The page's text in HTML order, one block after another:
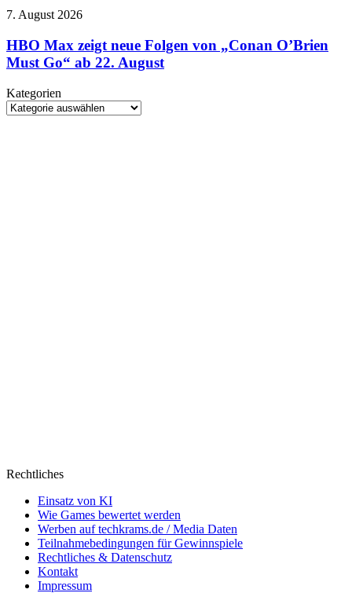
wie
Donut
Kinofilm
HBO
zeigt
neue
Folgen
„Conan
O’Brien
7. August 2026
HBO Max zeigt neue Folgen von „Conan O’Brien
Must Go“ ab 22. August
Kategorien
Kategorien
Rechtliches
Einsatz von KI
Wie Games bewertet werden
Werben auf techkrams.de / Media Daten
Teilnahmebedingungen für Gewinnspiele
Rechtliches & Datenschutz
Kontakt
Impressum